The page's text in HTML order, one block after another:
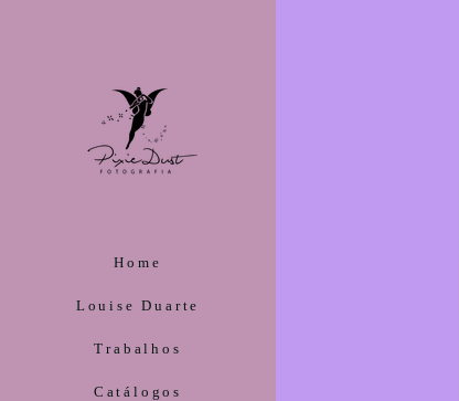
Home
Louise Duarte
Trabalhos
Catálogos